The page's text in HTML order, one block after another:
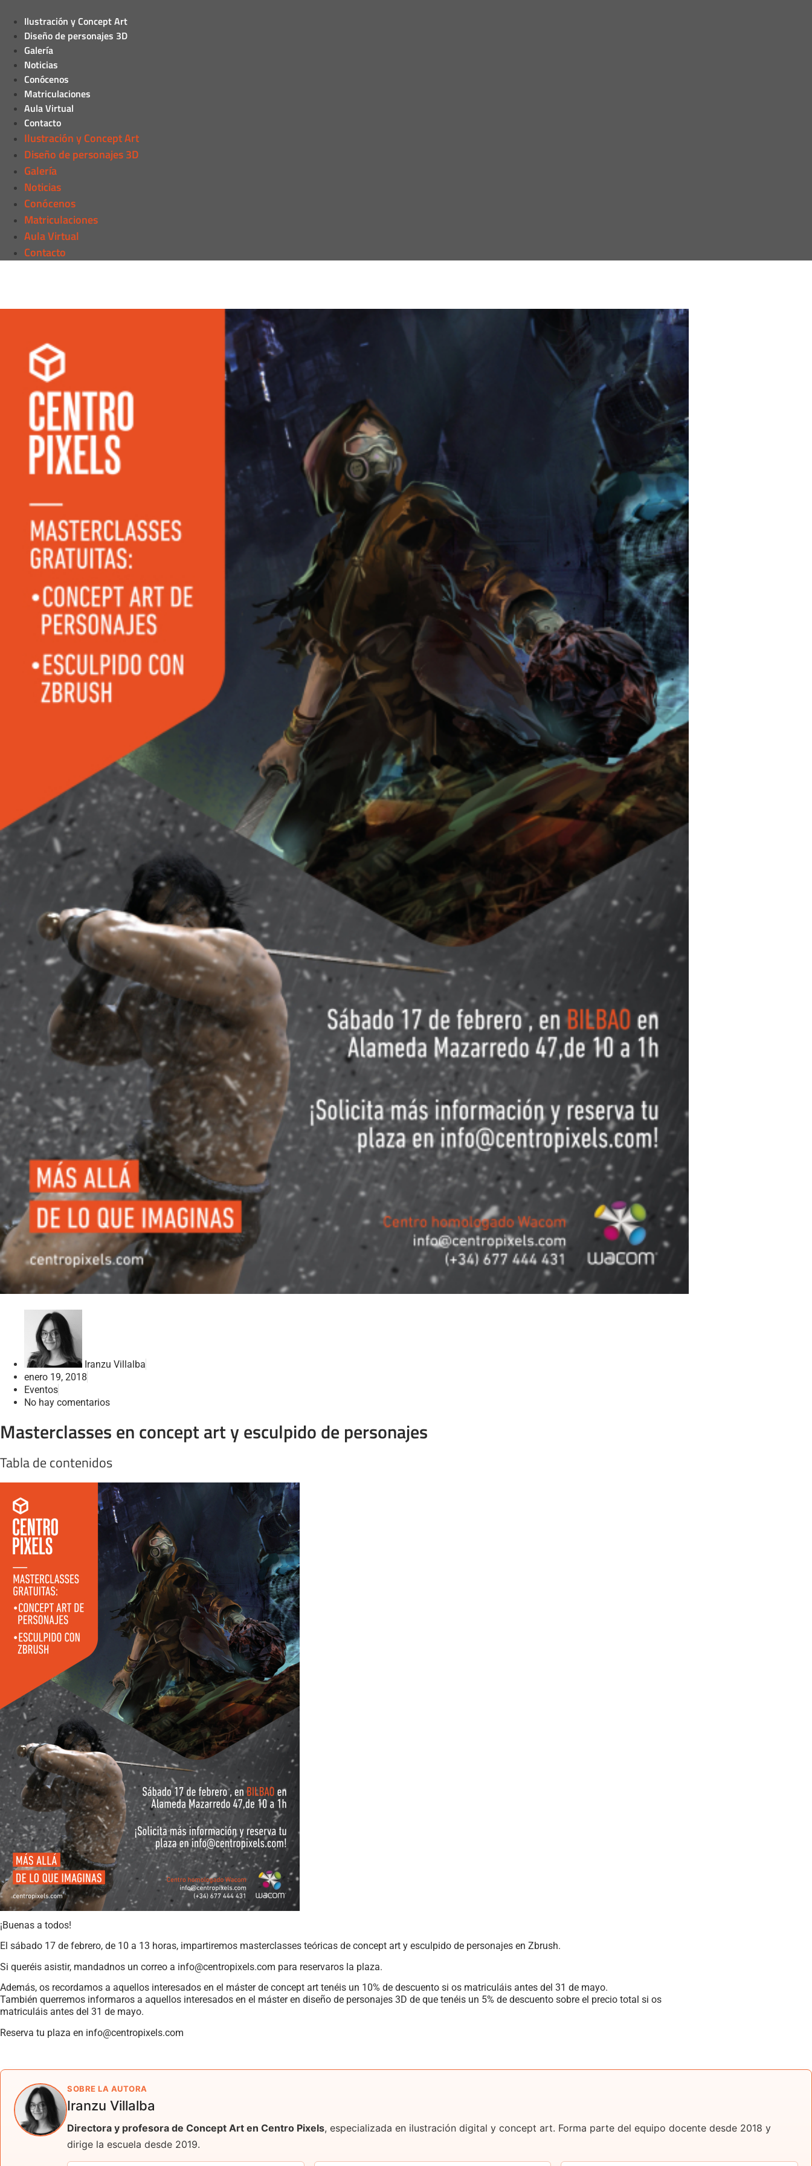
Ilustración y Concept Art
Diseño de personajes 3D
Galería
Noticias
Conócenos
Matriculaciones
Aula Virtual
Contacto
Ilustración y Concept Art
Diseño de personajes 3D
Galería
Noticias
Conócenos
Matriculaciones
Aula Virtual
Contacto
Iranzu Villalba
enero 19, 2018
Eventos
No hay comentarios
Masterclasses en concept art y esculpido de personajes
Tabla de contenidos
¡Buenas a todos!
El sábado 17 de febrero, de 10 a 13 horas, impartiremos masterclasses teóricas de concept art y esculpido de personajes en Zbrush.
Si queréis asistir, mandadnos un correo a info@centropixels.com para reservaros la plaza.
Además, os recordamos a aquellos interesados en el máster de concept art tenéis un 10% de descuento si os matriculáis antes del 31 de mayo.
También querremos informaros a aquellos interesados en el máster en diseño de personajes 3D de que tenéis un 5% de descuento sobre el precio total si os
matriculáis antes del 31 de mayo.
Reserva tu plaza en info@centropixels.com
SOBRE LA AUTORA
Iranzu Villalba
Directora y profesora de Concept Art en Centro Pixels, especializada en ilustración digital y concept art. Forma parte del equipo docente desde 2018 y
dirige la escuela desde 2019.